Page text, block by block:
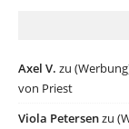
Axel V. zu
von Priest
Viola Petersenzu